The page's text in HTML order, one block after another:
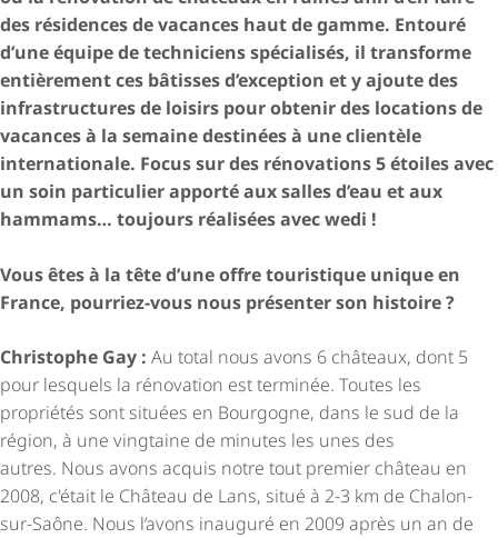
des résidences de vacances haut de gamme. Entouré
d’une équipe de techniciens spécialisés, il transforme
entièrement ces bâtisses d’exception et y ajoute des
infra­struc­tures de loisirs pour obtenir des locations de
vacances à la semaine destinées à une clientèle
internationale. Focus sur des rénovations 5 étoiles avec
un soin particulier apporté aux salles d’eau et aux
hammams… toujours réalisées avec wedi !
Vous êtes à la tête d’une offre touristique unique en
France, pourriez-vous nous présenter son histoire ?
Christophe Gay : Au total nous avons 6 châteaux, dont 5
pour lesquels la rénovation est terminée. Toutes les
propriétés sont situées en Bourgogne, dans le sud de la
région, à une vingtaine de minutes les unes des
autres. Nous avons acquis notre tout premier château en
2008, c'était le Château de Lans, situé à 2-3 km de Chalon-
sur-Saône. Nous l’avons inauguré en 2009 après un an de